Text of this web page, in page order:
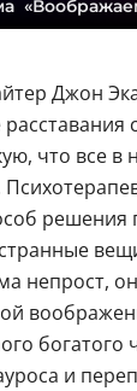
Джон
что все в
непрост,
богатого
и